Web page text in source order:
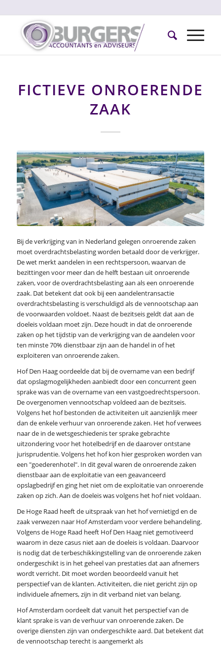
FICTIEVE ONROERENDE
ZAAK
Bij de verkrijging van in Nederland gelegen onroerende zaken
moet overdrachtsbelasting worden betaald door de verkrijger.
De wet merkt aandelen in een rechtspersoon, waarvan de
bezittingen voor meer dan de helft bestaan uit onroerende
zaken, voor de overdrachtsbelasting aan als een onroerende
zaak. Dat betekent dat ook bij een aandelentransactie
overdrachtsbelasting is verschuldigd als de vennootschap aan
de voorwaarden voldoet. Naast de bezitseis geldt dat aan de
doeleis voldaan moet zijn. Deze houdt in dat de onroerende
zaken op het tijdstip van de verkrijging van de aandelen voor
ten minste 70% dienstbaar zijn aan de handel in of het
exploiteren van onroerende zaken.
Hof Den Haag oordeelde dat bij de overname van een bedrijf
dat opslagmogelijkheden aanbiedt door een concurrent geen
sprake was van de overname van een vastgoedrechtspersoon.
De overgenomen vennootschap voldeed aan de bezitseis.
Volgens het hof bestonden de activiteiten uit aanzienlijk meer
dan de enkele verhuur van onroerende zaken. Het hof verwees
naar de in de wetsgeschiedenis ter sprake gebrachte
uitzondering voor het hotelbedrijf en de daarover ontstane
jurisprudentie. Volgens het hof kon hier gesproken worden van
een "goederenhotel". In dit geval waren de onroerende zaken
dienstbaar aan de exploitatie van een geavanceerd
opslagbedrijf en ging het niet om de exploitatie van onroerende
zaken op zich. Aan de doeleis was volgens het hof niet voldaan.
De Hoge Raad heeft de uitspraak van het hof vernietigd en de
zaak verwezen naar Hof Amsterdam voor verdere behandeling.
Volgens de Hoge Raad heeft Hof Den Haag niet gemotiveerd
waarom in deze casus niet aan de doeleis is voldaan. Daarvoor
is nodig dat de terbeschikkingstelling van de onroerende zaken
ondergeschikt is in het geheel van prestaties dat aan afnemers
wordt verricht. Dit moet worden beoordeeld vanuit het
perspectief van de klanten. Activiteiten, die niet gericht zijn op
individuele afnemers, zijn in dit verband niet van belang.
Hof Amsterdam oordeelt dat vanuit het perspectief van de
klant sprake is van de verhuur van onroerende zaken. De
overige diensten zijn van ondergeschikte aard. Dat betekent dat
de vennootschap terecht is aangemerkt als